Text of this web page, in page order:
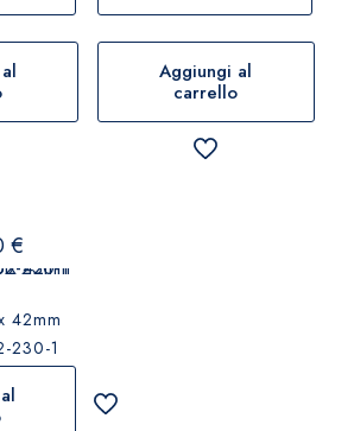
Aggiungi al
carrello
€
42mm
230-1